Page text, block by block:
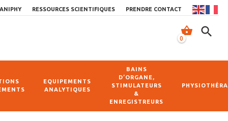
0
shopping_basket search
RESSOURCES SCIENTIFIQUES PRENDRE CONTACT
EQUIPEMENTS
ANALYTIQUES
BAINS
D’ORGANE,
STIMULATEURS
&
ENREGISTREURS